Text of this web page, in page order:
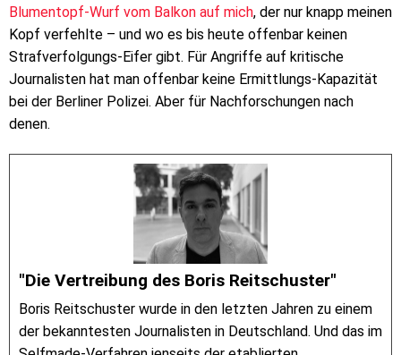
Blumentopf-Wurf vom Balkon auf mich, der nur knapp meinen
Kopf verfehlte – und wo es bis heute offenbar keinen
Strafverfolgungs-Eifer gibt. Für Angriffe auf kritische
Journalisten hat man offenbar keine Ermittlungs-Kapazität
bei der Berliner Polizei. Aber für Nachforschungen nach
denen.
"Die Vertreibung des Boris Reitschuster"
Boris Reitschuster wurde in den letzten Jahren zu einem
der bekanntesten Journalisten in Deutschland. Und das im